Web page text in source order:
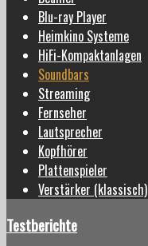
Blu-ray Player
Heimkino Systeme
HiFi-Kompaktanlagen
Soundbars
Streaming
Fernseher
Lautsprecher
Kopfhörer
Plattenspieler
Verstärker (klassisch)
Testberichte